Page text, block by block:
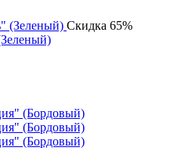
Скидка 65%